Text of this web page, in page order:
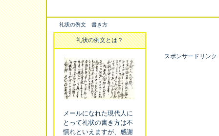
礼状の例文 書き方
礼状の例文とは？
メールになれた現代人に
とって礼状の書き方は不
慣れといえますが、感謝
スポンサードリンク